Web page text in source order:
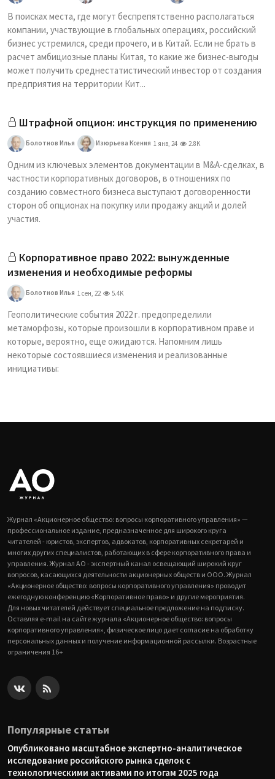
В поисках места, где могут беспрепятственно располагаться
компании, участвующие в глобальных операциях, российский
бизнес устремился, среди прочего, и в Китай. Если не брать в
расчет амбициозные планы Китая, то какие же бизнес-выгоды
может получить среднестатистический инвестор от создания
предприятия на территории Кит...
Штрафной опцион: инструкция по применению
Болотнов Илья Изюрьева Ксения 1 янв, 24 2.8K
Одним из ключевых элементов документации в M&A-сделках, в
частности корпоративных договоров, в отношениях по
созданию совместного бизнеса выступают договоренности
сторон об опционах на покупку или продажу акций и долей
участия.
Корпоративное право 2022: вынужденные
изменения и необходимые реформы
Болотнов Илья 1 сен, 22 5.4K
Геополитические события 2022 г. предопределили
метаморфозы, которые произошли в корпоративном праве и
которые, вероятно, еще ожидаются. Напомним лишь
некоторые состоявшиеся изменения и реализованные
инициативы:
Журнал «Акционерное общество: вопросы корпоративного управления» —
профессиональное издание, предназначенное для широкого круга
читателей - юристов, экспертов, адвокатов, корпоративных секретарей и
многих других специалистов, работающих в сфере корпоративного права и
управления. Журнал АО - экспертный канал освещающий широкий круг
вопросов, касающихся деятельности акционерных обществ и ООО. Журнал
«Акционерное общество: вопросы корпоративного управления» проводит
ежегодную конференцию «Корпоративное право» и другие мероприятия.
Для новых читателей действует специальное предложение на подписку.
Оставляя e-mail на сайте журнала «Акционерное общество: вопросы
корпоративного управления», физическое лицо дает согласие на обработку
персональных данных и получение информационной рассылки. Возрастные
ограничения 16+
Популярные статьи
Опубликовано масштабное экспертно-аналитическое
исследование российского рынка сделок с
технологическими активами по итогам 2025 года